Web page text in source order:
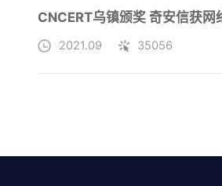
2021.09 35056